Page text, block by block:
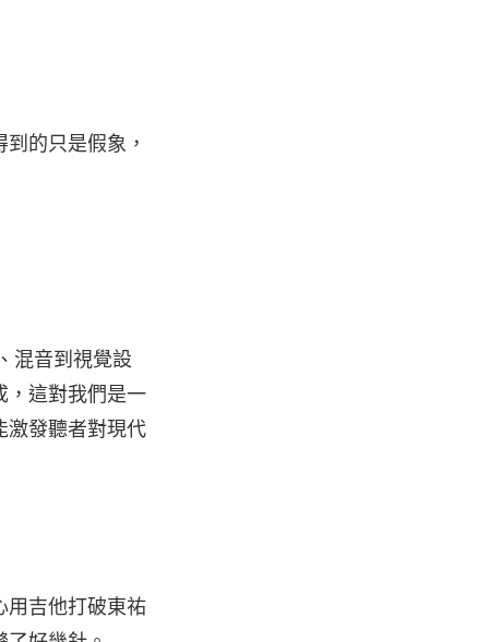
的只是假象，
混音到視覺設
，這對我們是一
激發聽者對現代
用吉他打破東祐